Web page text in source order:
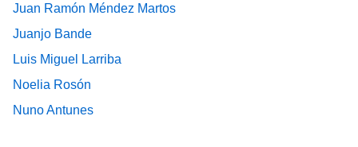
Juan Ramón Méndez Martos
Juanjo Bande
Luis Miguel Larriba
Noelia Rosón
Nuno Antunes